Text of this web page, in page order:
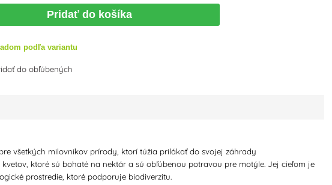
Pridať do košíka
podľa variantu
do obľúbených
všetkých milovníkov prírody, ktorí túžia prilákať do svojej záhrady
ktoré sú bohaté na nektár a sú obľúbenou potravou pre motýle. Jej cieľom je
prostredie, ktoré podporuje biodiverzitu.